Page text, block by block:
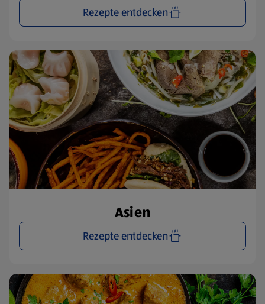
Rezepte entdecken
Asien
Rezepte entdecken